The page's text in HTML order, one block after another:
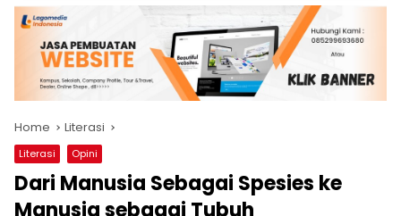
Home Literasi
Literasi Opini
Dari Manusia Sebagai Spesies ke
Manusia sebagai Tubuh